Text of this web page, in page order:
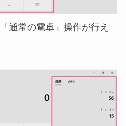
通常の電卓」操作が行え